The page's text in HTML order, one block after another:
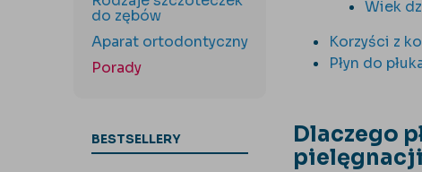
do zębów
Aparat ortodontyczny
Porady
BESTSELLERY
Wiek
Korzyści z
Płyn do
Dlaczego